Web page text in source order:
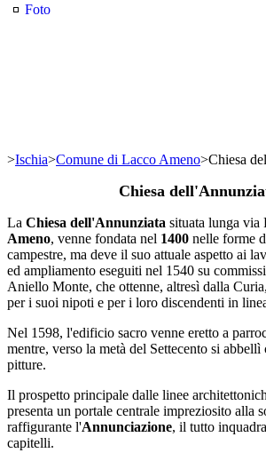
Foto
>Ischia>Comune di Lacco Ameno>Chiesa
Chiesa
La Chiesa dell'Annunziata situata lunga via
Ameno, venne fondata nel 1400 nelle forme
campestre, ma deve il suo attuale aspetto ai
ed ampliamento eseguiti nel 1540 su
Aniello Monte, che ottenne, altresì dalla
per i suoi nipoti e per i loro discendenti in
Nel 1598, l'edificio sacro venne eretto a
mentre, verso la metà del Settecento si abbellì
pitture.
Il prospetto principale dalle linee
presenta un portale centrale impreziosito alla
raffigurante l'Annunciazione, il tutto
capitelli.